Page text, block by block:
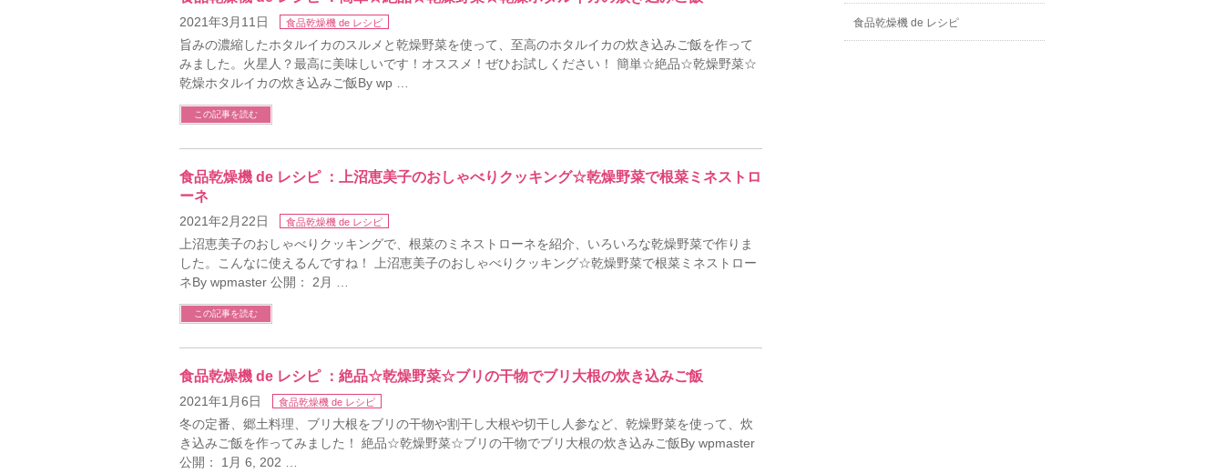
2021年3月11日 食品乾燥機 de レシピ
旨みの濃縮したホタルイカのスルメと乾燥野菜を使って、至高のホタルイカの炊き込みご飯を作って
みました。火星人？最高に美味しいです！オススメ！ぜひお試しください！ 簡単☆絶品☆乾燥野菜☆
乾燥ホタルイカの炊き込みご飯By wp …
この記事を読む
食品乾燥機 de レシピ ：上沼恵美子のおしゃべりクッキング☆乾燥野菜で根菜ミネストロ
ーネ
2021年2月22日 食品乾燥機 de レシピ
上沼恵美子のおしゃべりクッキングで、根菜のミネストローネを紹介、いろいろな乾燥野菜で作りま
した。こんなに使えるんですね！ 上沼恵美子のおしゃべりクッキング☆乾燥野菜で根菜ミネストロー
ネBy wpmaster 公開： 2月 …
この記事を読む
食品乾燥機 de レシピ ：絶品☆乾燥野菜☆ブリの干物でブリ大根の炊き込みご飯
2021年1月6日 食品乾燥機 de レシピ
冬の定番、郷土料理、ブリ大根をブリの干物や割干し大根や切干し人参など、乾燥野菜を使って、炊
き込みご飯を作ってみました！ 絶品☆乾燥野菜☆ブリの干物でブリ大根の炊き込みご飯By wpmaster
公開： 1月 6, 202 …
食品乾燥機 de レシピ